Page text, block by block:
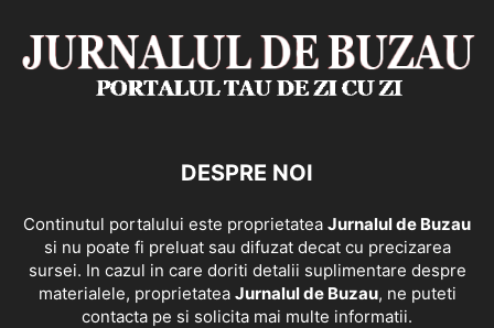
DESPRE NOI
Continutul portalului este proprietatea Jurnalul de Buzau
si nu poate fi preluat sau difuzat decat cu precizarea
sursei. In cazul in care doriti detalii suplimentare despre
materialele, proprietatea Jurnalul de Buzau, ne puteti
contacta pe si solicita mai multe informatii.